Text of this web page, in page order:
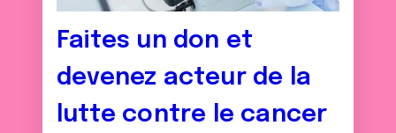
Faites un don et
devenez acteur de la
lutte contre le cancer